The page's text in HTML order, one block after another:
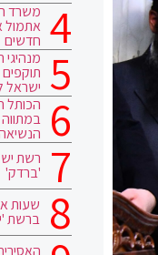
משרד
חדשים
ישראל
הכותל
רשת
'ברדק'
שעות
ברשת